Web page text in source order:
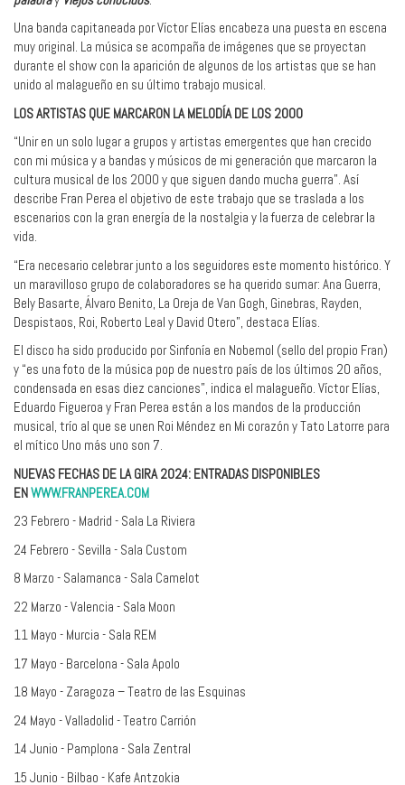
Una banda capitaneada por Víctor Elías encabeza una puesta en escena
muy original. La música se acompaña de imágenes que se proyectan
durante el show con la aparición de algunos de los artistas que se han
unido al malagueño en su último trabajo musical.
LOS ARTISTAS QUE MARCARON LA MELODÍA DE LOS 2000
“Unir en un solo lugar a grupos y artistas emergentes que han crecido
con mi música y a bandas y músicos de mi generación que marcaron la
cultura musical de los 2000 y que siguen dando mucha guerra”. Así
describe Fran Perea el objetivo de este trabajo que se traslada a los
escenarios con la gran energía de la nostalgia y la fuerza de celebrar la
vida.
“Era necesario celebrar junto a los seguidores este momento histórico. Y
un maravilloso grupo de colaboradores se ha querido sumar: Ana Guerra,
Bely Basarte, Álvaro Benito, La Oreja de Van Gogh, Ginebras, Rayden,
Despistaos, Roi, Roberto Leal y David Otero”, destaca Elías.
El disco ha sido producido por Sinfonía en Nobemol (sello del propio Fran)
y “es una foto de la música pop de nuestro país de los últimos 20 años,
condensada en esas diez canciones”, indica el malagueño. Víctor Elías,
Eduardo Figueroa y Fran Perea están a los mandos de la producción
musical, trío al que se unen Roi Méndez en Mi corazón y Tato Latorre para
el mítico Uno más uno son 7.
NUEVAS FECHAS DE LA GIRA 2024: ENTRADAS DISPONIBLES
ENWWW.FRANPEREA.COM
23 Febrero - Madrid - Sala La Riviera
24 Febrero - Sevilla - Sala Custom
8 Marzo - Salamanca - Sala Camelot
22 Marzo - Valencia - Sala Moon
11 Mayo - Murcia - Sala REM
17 Mayo - Barcelona - Sala Apolo
18 Mayo - Zaragoza – Teatro de las Esquinas
24 Mayo - Valladolid - Teatro Carrión
14 Junio - Pamplona - Sala Zentral
15 Junio - Bilbao - Kafe Antzokia